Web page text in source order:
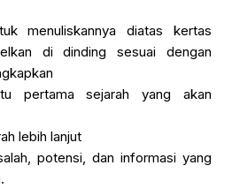
menuliskannya diatas kertas
di dinding sesuai dengan
pertama sejarah yang akan
lebih lanjut
potensi, dan informasi yang